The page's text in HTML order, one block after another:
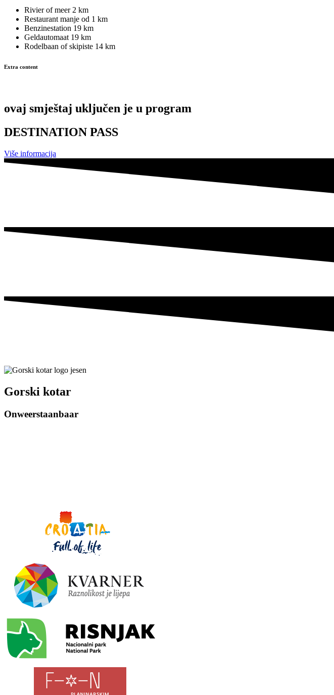
Rivier of meer 2 km
Restaurant manje od 1 km
Benzinestation 19 km
Geldautomaat 19 km
Rodelbaan of skipiste 14 km
Extra content
ovaj smještaj uključen je u program
DESTINATION PASS
Više informacija
Gorski kotar
Onweerstaanbaar